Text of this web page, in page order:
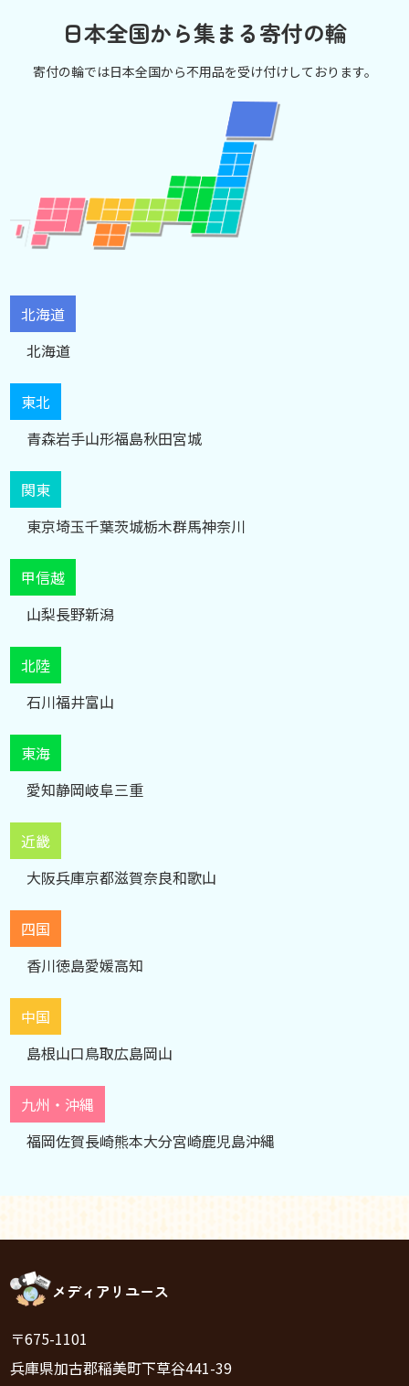
日本全国から集まる寄付の輪
寄付の輪では日本全国から不用品を受け付けしております。
北海道
北海道
東北
青森岩手山形福島秋田宮城
関東
東京埼玉千葉茨城栃木群馬神奈川
甲信越
山梨長野新潟
北陸
石川福井富山
東海
愛知静岡岐阜三重
近畿
大阪兵庫京都滋賀奈良和歌山
四国
香川徳島愛媛高知
中国
島根山口鳥取広島岡山
九州・沖縄
福岡佐賀長崎熊本大分宮崎鹿児島沖縄
メディアリユース
〒675-1101
兵庫県加古郡稲美町下草谷441-39